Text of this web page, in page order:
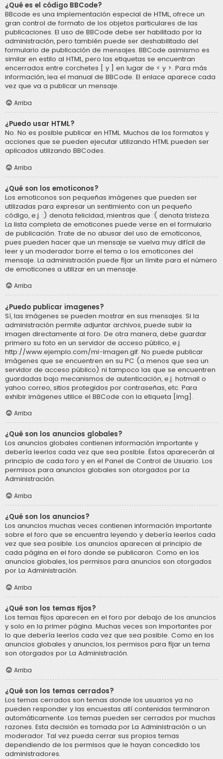
¿Qué es el código BBCode?
BBcode es una implementación especial de HTML, ofrece un
gran control de formato de los objetos particulares de las
publicaciones. El uso de BBCode debe ser habilitado por la
administración, pero también puede ser deshabilitado del
formulario de publicación de mensajes. BBCode asimismo es
similar en estilo al HTML, pero las etiquetas se encuentran
encerrados entre corchetes [ y ] en lugar de < y >. Para más
información, lea el manual de BBCode. El enlace aparece cada
vez que va a publicar un mensaje.
Arriba
¿Puedo usar HTML?
No. No es posible publicar en HTML. Muchos de los formatos y
acciones que se pueden ejecutar utilizando HTML pueden ser
aplicados utilizando BBCodes.
Arriba
¿Qué son los emoticonos?
Los emoticonos son pequeñas imágenes que pueden ser
utilizadas para expresar un sentimiento con un pequeño
código, e.j. :) denota felicidad, mientras que :( denota tristeza.
La lista completa de emoticones puede verse en el formulario
de publicación. Trate de no abusar del uso de emoticonos,
pues pueden hacer que un mensaje se vuelva muy difícil de
leer y un moderador borre el tema o los emoticones del
mensaje. La administración puede fijar un límite para el número
de emoticones a utilizar en un mensaje.
Arriba
¿Puedo publicar imagenes?
Sí, las imágenes se pueden mostrar en sus mensajes. Si la
administración permite adjuntar archivos, puede subir la
imagen directamente al foro. De otra manera, debe guardar
primero su foto en un servidor de acceso público, e.j.
http://www.ejemplo.com/mi-imagen.gif. No puede publicar
imágenes que se encuentren en su PC (a menos que sea un
servidor de acceso público) ni tampoco las que se encuentren
guardadas bajo mecanismos de autenticación, e.j. hotmail o
yahoo correo, sitios protegidos por contraseñas, etc. Para
exhibir imágenes utilice el BBCode con la etiqueta [img].
Arriba
¿Qué son los anuncios globales?
Los anuncios globales contienen información importante y
debería leerlos cada vez que sea posible. Éstos aparecerán al
principio de cada foro y en el Panel de Control de Usuario. Los
permisos para anuncios globales son otorgados por La
Administración.
Arriba
¿Qué son los anuncios?
Los anuncios muchas veces contienen información importante
sobre el foro que se encuentra leyendo y debería leerlos cada
vez que sea posible. Los anuncios aparecen al principio de
cada página en el foro donde se publicaron. Como en los
anuncios globales, los permisos para anuncios son otorgados
por La Administración.
Arriba
¿Qué son los temas fijos?
Los temas fijos aparecen en el foro por debajo de los anuncios
y solo en la primer página. Muchas veces son importantes por
lo que debería leerlos cada vez que sea posible. Como en los
anuncios globales y anuncios, los permisos para fijar un tema
son otorgados por La Administración.
Arriba
¿Qué son los temas cerrados?
Los temas cerrados son temas donde los usuarios ya no
pueden responder y las encuestas allí contenidas terminaron
automáticamente. Los temas pueden ser cerrados por muchas
razones. Esta decisión es tomada por La Administración o un
moderador. Tal vez pueda cerrar sus propios temas
dependiendo de los permisos que le hayan concedido los
administradores.